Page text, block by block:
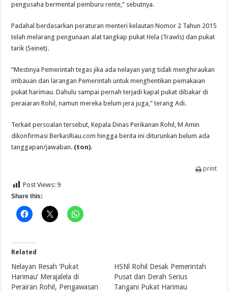
pengusaha bermental pemburu rente,” sebutnya.
Padahal berdasarkan peraturan menteri kelautan Nomor 2 Tahun 2015
telah melarang pengunaan alat tangkap pukat Hela (Trawls) dan pukat
tarik (Seinet).
“Mestinya Pemerintah tegas jika ada nelayan yang tidak menghiraukan
imbauan dan larangan Pemerintah untuk menghentikan pemakaian
pukat harimau. Dahulu sampai pernah terjadi kapal pukat dibakar di
peraiaran Rohil, namun mereka belum jera juga,” terang Adi.
Terkait persoalan tersebut, Kepala Dinas Perikanan Rohil, M Amin
dikonfirmasi BerkasRiau.com hingga berita ini diturunkan belum ada
tanggapan/jawaban. (ton).
print
Post Views: 9
Share this:
Related
Nelayan Resah ‘Pukat
Harimau’ Merajalela di
Perairan Rohil, Pengawasan
HSNl Rohil Desak Pemerintah
Pusat dan Derah Serius
Tangani Pukat Harimau